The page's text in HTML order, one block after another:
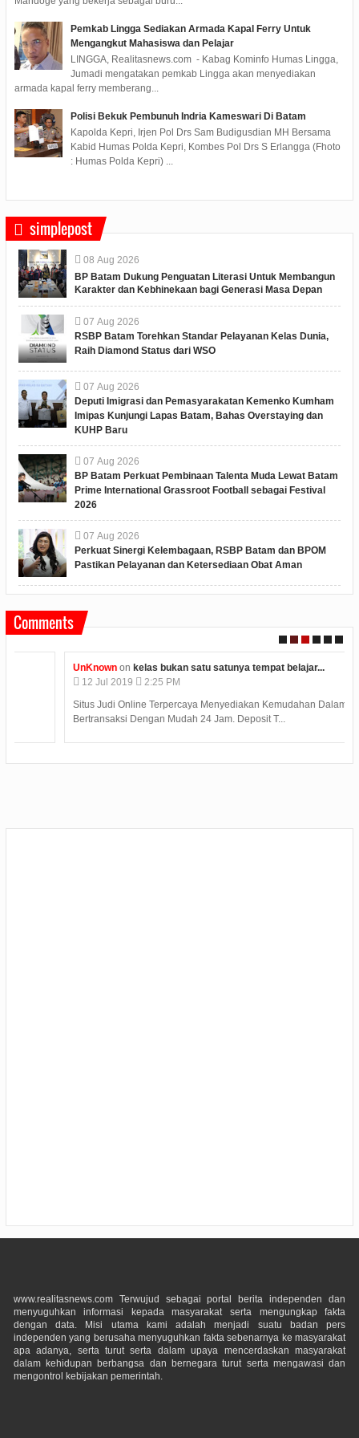
Pemkab Lingga Sediakan Armada Kapal Ferry Untuk
Mengangkut Mahasiswa dan Pelajar
LINGGA, Realitasnews.com - Kabag Kominfo Humas Lingga,
Jumadi mengatakan pemkab Lingga akan menyediakan
armada kapal ferry memberang...
Polisi Bekuk Pembunuh Indria Kameswari Di Batam
Kapolda Kepri, Irjen Pol Drs Sam Budigusdian MH Bersama
Kabid Humas Polda Kepri, Kombes Pol Drs S Erlangga (Fhoto
: Humas Polda Kepri) ...
simplepost
08 Aug 2026
BP Batam Dukung Penguatan Literasi Untuk Membangun
Karakter dan Kebhinekaan bagi Generasi Masa Depan
07 Aug 2026
RSBP Batam Torehkan Standar Pelayanan Kelas Dunia,
Raih Diamond Status dari WSO
07 Aug 2026
Deputi Imigrasi dan Pemasyarakatan Kemenko Kumham
Imipas Kunjungi Lapas Batam, Bahas Overstaying dan
KUHP Baru
07 Aug 2026
BP Batam Perkuat Pembinaan Talenta Muda Lewat Batam
Prime International Grassroot Football sebagai Festival
2026
07 Aug 2026
Perkuat Sinergi Kelembagaan, RSBP Batam dan BPOM
Pastikan Pelayanan dan Ketersediaan Obat Aman
Comments
onkelas bukan satu satunya tempat belajar...
2019
2:25 PM
Situs Judi Online Terpercaya Menyediakan Kemudahan Dalam
Bertransaksi Dengan Mudah 24 Jam. Deposit T...
www.realitasnews.com Terwujud sebagai portal berita independen dan
menyuguhkan informasi kepada masyarakat serta mengungkap fakta
dengan data. Misi utama kami adalah menjadi suatu badan pers
independen yang berusaha menyuguhkan fakta sebenarnya ke masyarakat
apa adanya, serta turut serta dalam upaya mencerdaskan masyarakat
dalam kehidupan berbangsa dan bernegara turut serta mengawasi dan
mengontrol kebijakan pemerintah.